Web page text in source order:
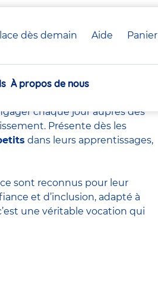
dès demain Aide Panier
À propos de nous
chaque jour auprès des
Présente dès les
dans leurs apprentissages,
sont reconnus pour leur
et d’inclusion, adapté à
une véritable vocation qui